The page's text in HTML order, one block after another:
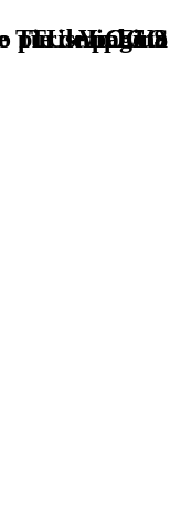
TU - LOGO
Viphoto
pie de página
Turismo EUS